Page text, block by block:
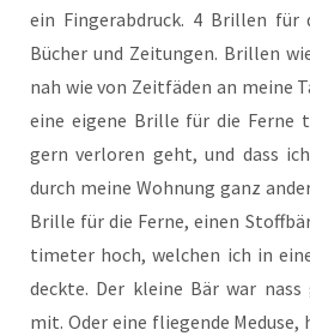
ein Fin­ger­ab­druck. 4 Bril­len
Bücher und Zei­tun­gen. Bril­len
nah wie von Zeit­fä­den an mei­ne
eine eige­ne Bril­le für die Fer­ne
gern ver­lo­ren geht, und dass
durch mei­ne Woh­nung ganz
Bril­le für die Fer­ne, einen
ti­me­ter hoch, wel­chen ich in
deck­te. Der klei­ne Bär war
mit. Oder eine flie­gen­de